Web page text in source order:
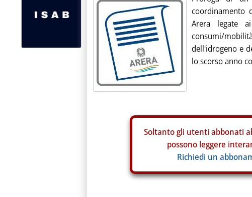
coordinamento
Arera legate
consumi/
dell'idrogeno e
lo scorso anno
Soltanto gli utenti abbonati
possono leggere
Richiedi un